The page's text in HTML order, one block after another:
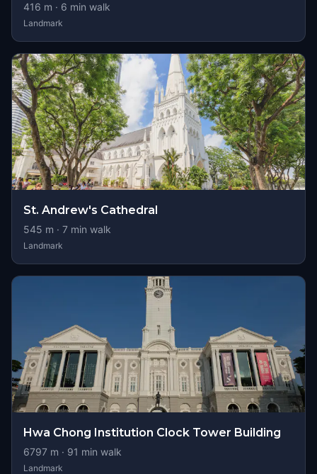
416 m · 6 min walk
Landmark
St. Andrew's Cathedral
545 m · 7 min walk
Landmark
Hwa Chong Institution Clock Tower Building
6797 m · 91 min walk
Landmark